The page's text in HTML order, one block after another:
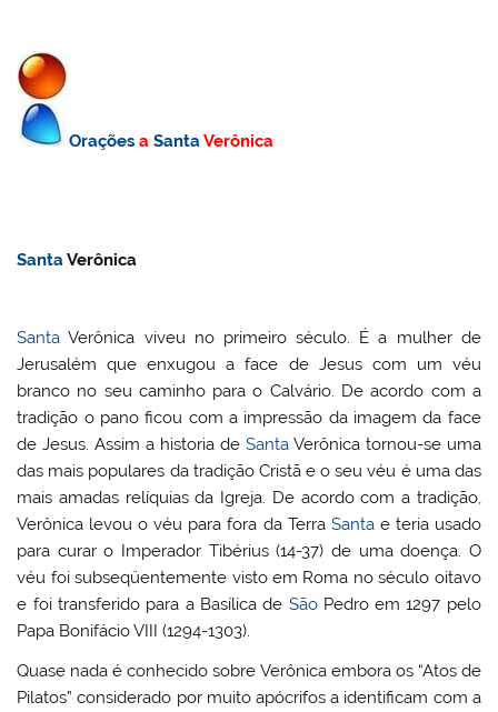
Orações aSantaVerônica
SantaVerônica
Santa Verônica viveu no primeiro século. É a mulher de
Jerusalém que enxugou a face de Jesus com um véu
branco no seu caminho para o Calvário. De acordo com a
tradição o pano ficou com a impressão da imagem da face
de Jesus. Assim a historia de SantaVerônica tornou-se uma
das mais populares da tradição Cristã e o seu véu é uma das
mais amadas relíquias da Igreja. De acordo com a tradição,
Verônica levou o véu para fora da Terra Santae teria usado
para curar o Imperador Tibérius (14-37) de uma doença. O
véu foi subseqüentemente visto em Roma no século oitavo
e foi transferido para a Basílica de SãoPedro em 1297 pelo
Papa Bonifácio VIII (1294-1303).
Quase nada é conhecido sobre Verônica embora os “Atos de
Pilatos” considerado por muito apócrifos a identificam com a